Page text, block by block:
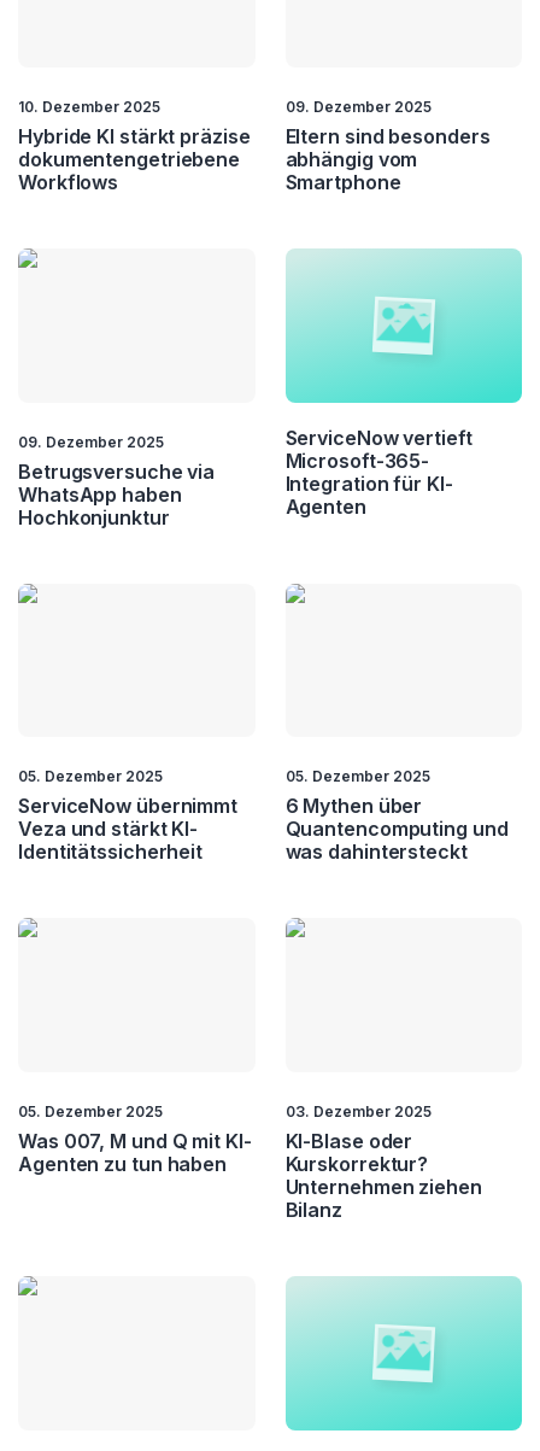
10. Dezember 2025
Hybride KI stärkt präzise
dokumentengetriebene
Workflows
09. Dezember 2025
Eltern sind besonders
abhängig vom
Smartphone
09. Dezember 2025
Betrugsversuche via
WhatsApp haben
Hochkonjunktur
ServiceNow vertieft
Microsoft-365-
Integration für KI-
Agenten
05. Dezember 2025
ServiceNow übernimmt
Veza und stärkt KI-
Identitätssicherheit
05. Dezember 2025
6 Mythen über
Quantencomputing und
was dahintersteckt
05. Dezember 2025
Was 007, M und Q mit KI-
Agenten zu tun haben
03. Dezember 2025
KI-Blase oder
Kurskorrektur?
Unternehmen ziehen
Bilanz